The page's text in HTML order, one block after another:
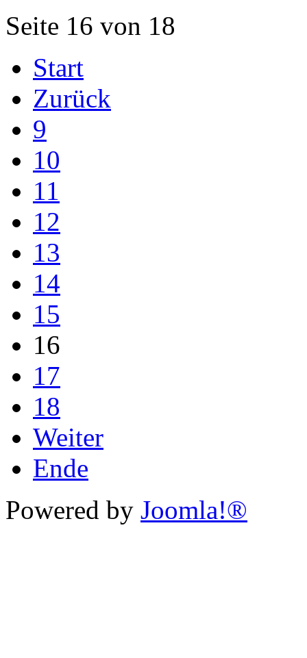
Seite 16 von 18
Start
Zurück
9
10
11
12
13
14
15
16
17
18
Weiter
Ende
Powered by Joomla!®